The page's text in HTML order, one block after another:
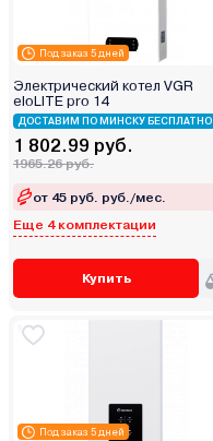
Под заказ 5 дней
Электрический котел VGR
eloLITE pro 14
ДОСТАВИМ ПО МИНСКУ БЕСПЛАТНО
1 802.99 руб.
1965.26 руб.
от 45 руб. руб./мес.
Еще 4 комплектации
Купить
Под заказ 5 дней